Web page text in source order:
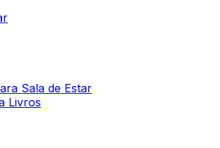
Sala de Estar
Livros